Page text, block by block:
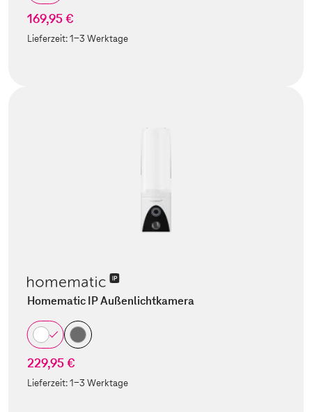
169,95 €
Lieferzeit:1-3 Werktage
Homematic IP Außenlichtkamera
229,95 €
Lieferzeit:1-3 Werktage